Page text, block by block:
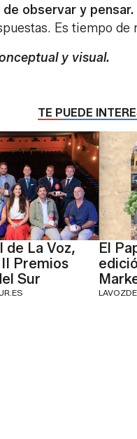
de observar y pensar.
Es tiempo de
y visual.
TE PUEDE
de La Voz,
Premios
Sur
El